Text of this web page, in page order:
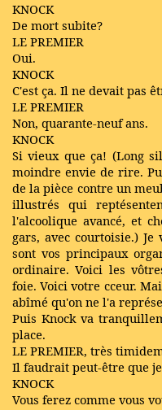
KNOCK
De mort subite?
LE PREMIER
Oui.
KNOCK
C'est ça. Il ne devait pas
LE PREMIER
Non, quarante-neuf ans.
KNOCK
Si vieux que ça! (Long
moindre envie de rire.
de la pièce contre un
illustrés qui
l'alcoolique avancé, et
gars, avec courtoisie.)
sont vos principaux
ordinaire. Voici les
foie. Voici votre cceur.
abîmé qu'on ne l'a
Puis Knock va
place.
LE PREMIER, très
Il faudrait peut-être que
KNOCK
Vous ferez comme vous